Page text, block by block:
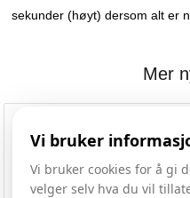
sekunder (høyt) dersom alt er
Mer
Øvre
Vi bruker
Vi bruker cookies for å gi
velger selv hva du vil